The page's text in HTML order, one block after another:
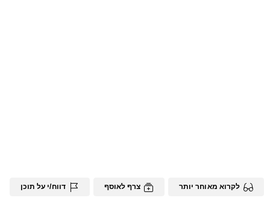
לקרוא מאוחר יותר צרף לאוסף דווח/י על תוכן